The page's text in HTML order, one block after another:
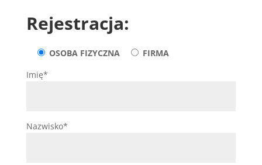
Rejestracja:
OSOBA FIZYCZNA
FIRMA
Imię*
Nazwisko*